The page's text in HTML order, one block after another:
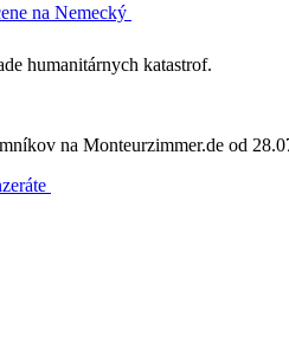
na Nemecký
humanitárnych katastrof.
na Monteurzimmer.de od